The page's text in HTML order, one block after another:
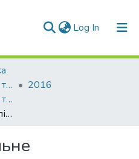
Log In (current)
Енергетика: економіка, технології, екологія
2016
Енергетика: економіка, технології, екологія: науковий журнал, № 2 (44)
Експериментальне дослідження електричного поля повітряної лінії електропередавання змінного струму класу 330 кВ